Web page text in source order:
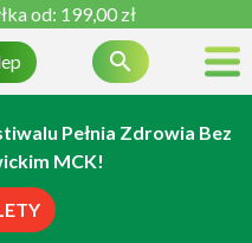
od: 199,00 zł

Pełnia Zdrowia Bez
MCK!